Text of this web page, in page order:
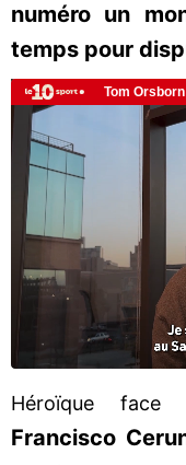
numéro un
temps pour
Héroïque
Francisco